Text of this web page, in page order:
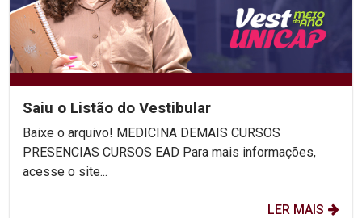
Saiu o Listão do Vestibular
Baixe o arquivo! MEDICINA DEMAIS CURSOS
PRESENCIAS CURSOS EAD Para mais informações,
acesse o site...
LER MAIS